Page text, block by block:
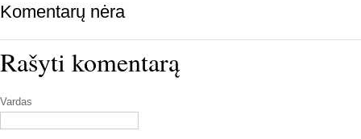
Komentarų nėra
Rašyti komentarą
Vardas